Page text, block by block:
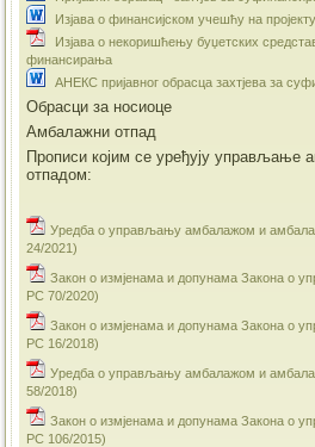
Изјава о финансијском учешћу на пројекту
Изјава о некоришћењу буџетских
финансирања
АНЕКС пријавног обрасца захтјева за
Обрасци за носиоце
Амбалажни отпад
Прописи којим се уређују
отпадом:
Уредба о управљању амбалажом и
24/2021)
Закон о измјенама и допунама Закона о
РС 70/2020)
Закон о измјенама и допунама Закона о
РС 16/2018)
Уредба о управљању амбалажом и
58/2018)
Закон о измјенама и допунама Закона о
РС 106/2015)